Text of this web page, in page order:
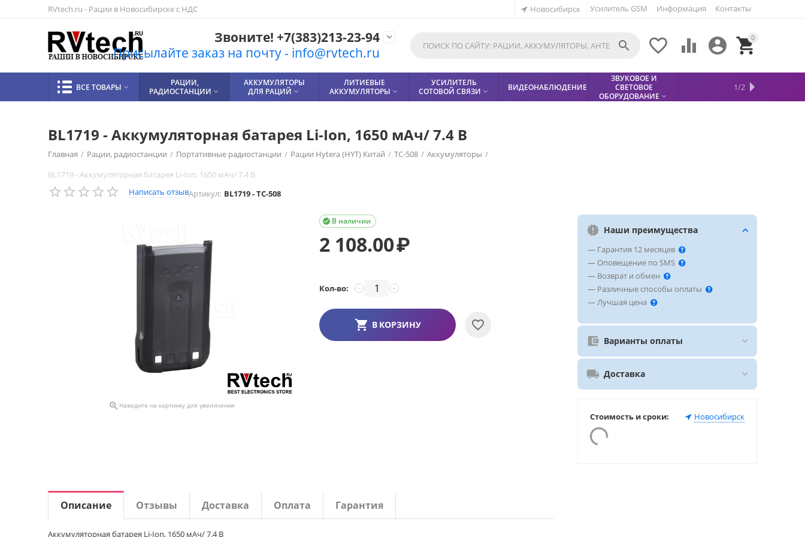
RVtech.ru - Рации в Новосибирске с НДС Усилитель GSM Информация Контакты
Новосибирск
Звоните! +7(383)213-23-94
Присылайте заказ на почту - info@rvtech.ru
 0


 

ВСЕ ТОВАРЫ 
РАЦИИ,
РАДИОСТАНЦИИ 
АККУМУЛЯТОРЫ
ДЛЯ РАЦИЙ 
ЛИТИЕВЫЕ
АККУМУЛЯТОРЫ 
УСИЛИТЕЛЬ
СОТОВОЙ СВЯЗИ  ВИДЕОНАБЛЮДЕНИЕ
ЗВУКОВОЕ И
СВЕТОВОЕ
ОБОРУДОВАНИЕ 
МЕТАЛЛОДЕТЕКТОР
СФИНКС (SPHINX)
БЕЗОПАСНОСТЬ 
КИСЛОТНЫЕ
АККУМУЛЯТОРЫ 
1/2
BL1719 - Аккумуляторная батарея Li-Ion, 1650 мАч/ 7.4 В
Главная / Рации, радиостанции / Портативные радиостанции / Рации Hytera (HYT) Китай / TC-508 / Аккумуляторы /
BL1719 - Аккумуляторная батарея Li-Ion, 1650 мАч/ 7.4 В
Написать отзывАртикул: BL1719 - TC-508
 Наведите на картинку для увеличения
В наличии

2 108.00₽
Кол-во: +
−
В КОРЗИНУ
Наши преимущества
— Гарантия 12 месяцев
— Оповещение по SMS
— Возврат и обмен
— Различные способы оплаты
— Лучшая цена
Варианты оплаты
Доставка
Стоимость и сроки: Новосибирск
Описание Отзывы Доставка Оплата Гарантия
Аккумуляторная батарея Li-Ion, 1650 мАч/ 7.4 В